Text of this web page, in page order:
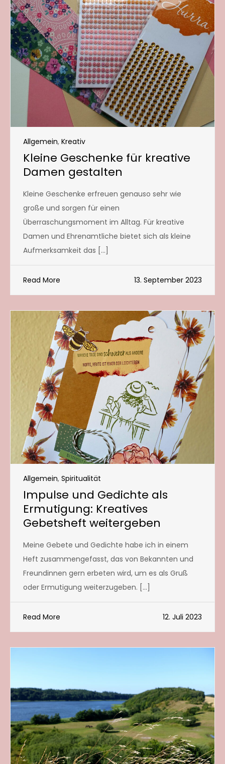
Allgemein, Kreativ
Kleine Geschenke für kreative
Damen gestalten
Kleine Geschenke erfreuen genauso sehr wie
große und sorgen für einen
Überraschungsmoment im Alltag. Für kreative
Damen und Ehrenamtliche bietet sich als kleine
Aufmerksamkeit das […]
Read More 13. September 2023
Allgemein, Spiritualität
Impulse und Gedichte als
Ermutigung: Kreatives
Gebetsheft weitergeben
Meine Gebete und Gedichte habe ich in einem
Heft zusammengefasst, das von Bekannten und
Freundinnen gern erbeten wird, um es als Gruß
oder Ermutigung weiterzugeben. […]
Read More 12. Juli 2023